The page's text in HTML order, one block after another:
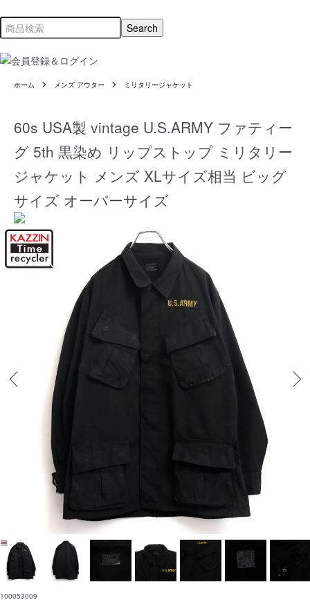
ホーム メンズ アウター ミリタリージャケット
60s USA製 vintage U.S.ARMY ファティー
グ 5th 黒染め リップストップ ミリタリー
ジャケット メンズ XLサイズ相当 ビッグ
サイズ オーバーサイズ
100053009